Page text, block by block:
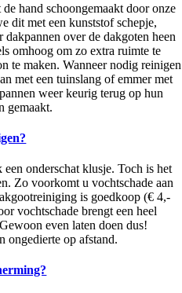
hand schoongemaakt door onze
dit met een kunststof schepje,
dakpannen over de dakgoten heen
omhoog om zo extra ruimte te
te maken. Wanneer nodig reinigen
met een tuinslang of emmer met
weer keurig terug op hun
gemaakt.
onderschat klusje. Toch is het
Zo voorkomt u vochtschade aan
is goedkoop (€ 4,-
vochtschade brengt een heel
even laten doen dus!
ongedierte op afstand.